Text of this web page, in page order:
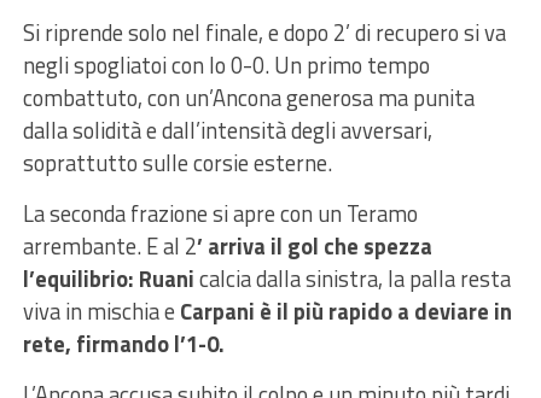
Si riprende solo nel finale, e dopo 2’ di recupero si va
negli spogliatoi con lo 0-0. Un primo tempo
combattuto, con un’Ancona generosa ma punita
dalla solidità e dall’intensità degli avversari,
soprattutto sulle corsie esterne.
La seconda frazione si apre con un Teramo
arrembante. E al 2’ arriva il gol che spezza
l’equilibrio: Ruanicalcia dalla sinistra, la palla resta
viva in mischia e Carpani è il più rapido a deviare in
rete, firmando l’1-0.